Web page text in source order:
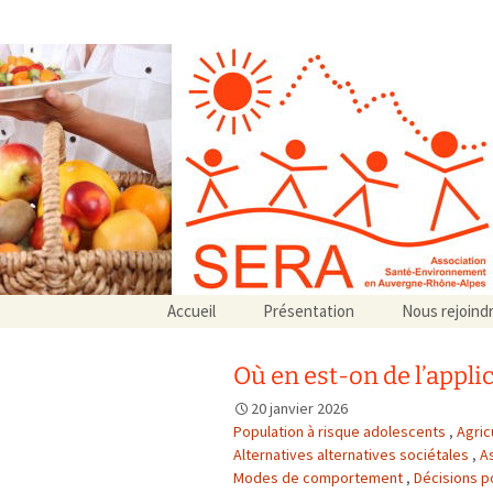
Aller
au
Accueil Présentation
Associations partenaires
Associations adhérentes
Nous
Où en est-on de
20 janvier 2026
Population à risque adolescents ,
Alternatives alternatives sociétales ,
Modes de comportement , Décisions